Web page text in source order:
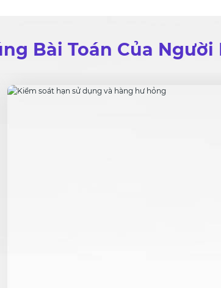
Bài Toán Của